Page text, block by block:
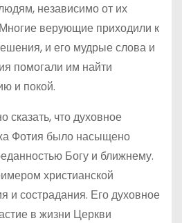
независимо от их
верующие приходили к
и его мудрые слова и
помогали им найти
и покой.
сказать, что духовное
Фотия было насыщено
Богу и ближнему.
христианской
и сострадания. Его духовное
в жизни Церкви